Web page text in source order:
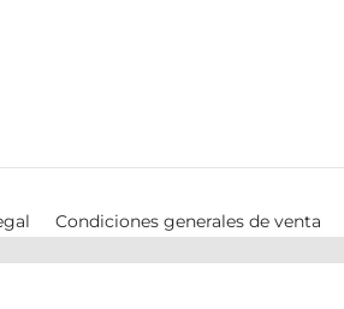
Condiciones generales de venta